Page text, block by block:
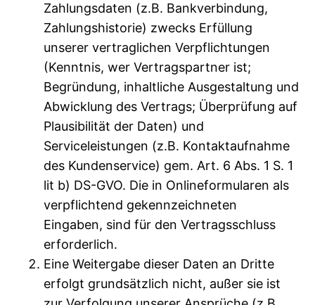
Zahlungsdaten (z.B. Bankverbindung,
Zahlungshistorie) zwecks Erfüllung
unserer vertraglichen Verpflichtungen
(Kenntnis, wer Vertragspartner ist;
Begründung, inhaltliche Ausgestaltung und
Abwicklung des Vertrags; Überprüfung auf
Plausibilität der Daten) und
Serviceleistungen (z.B. Kontaktaufnahme
des Kundenservice) gem. Art. 6 Abs. 1 S. 1
lit b) DS-GVO. Die in Onlineformularen als
verpflichtend gekennzeichneten
Eingaben, sind für den Vertragsschluss
erforderlich.
Eine Weitergabe dieser Daten an Dritte
erfolgt grundsätzlich nicht, außer sie ist